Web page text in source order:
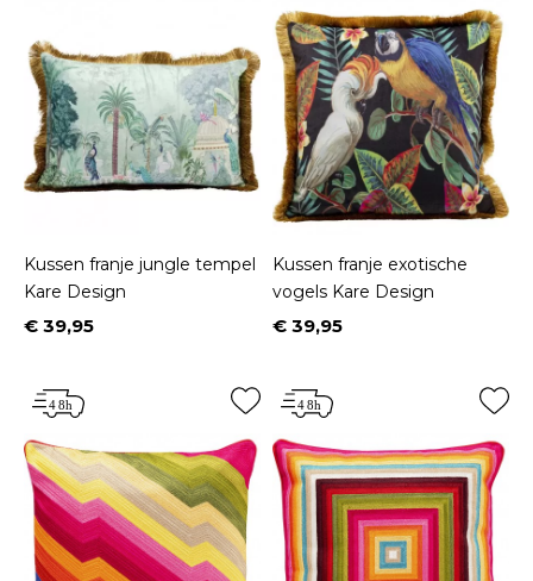
Kussen franje jungle tempel
Kare Design
Prijs
€ 39,95
Kussen franje exotische
vogels Kare Design
Prijs
€ 39,95